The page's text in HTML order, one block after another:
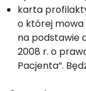
karta
o której
na podstawie
2008 r. o
Pacjenta”.